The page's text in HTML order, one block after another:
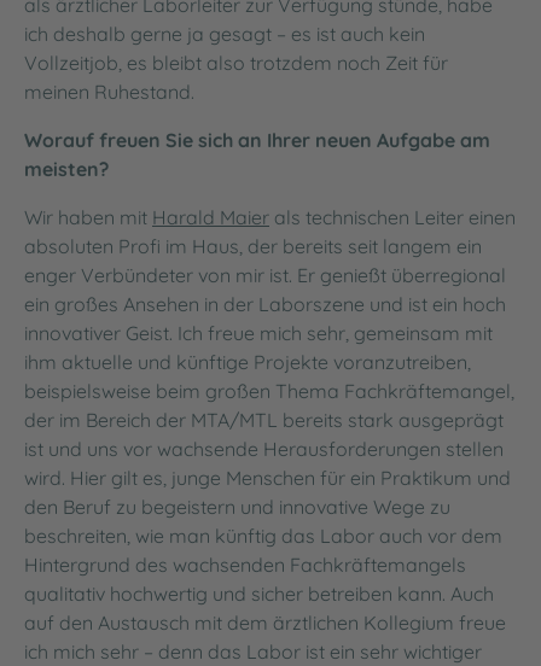
ich deshalb gerne ja gesagt – es ist auch kein
Vollzeitjob, es bleibt also trotzdem noch Zeit für
meinen Ruhestand.
Worauf freuen Sie sich an Ihrer neuen Aufgabe am
meisten?
Wir haben mit Harald Maier als technischen Leiter einen
absoluten Profi im Haus, der bereits seit langem ein
enger Verbündeter von mir ist. Er genießt überregional
ein großes Ansehen in der Laborszene und ist ein hoch
innovativer Geist. Ich freue mich sehr, gemeinsam mit
ihm aktuelle und künftige Projekte voranzutreiben,
beispielsweise beim großen Thema Fachkräftemangel,
der im Bereich der MTA/MTL bereits stark ausgeprägt
ist und uns vor wachsende Herausforderungen stellen
wird. Hier gilt es, junge Menschen für ein Praktikum und
den Beruf zu begeistern und innovative Wege zu
beschreiten, wie man künftig das Labor auch vor dem
Hintergrund des wachsenden Fachkräftemangels
qualitativ hochwertig und sicher betreiben kann. Auch
auf den Austausch mit dem ärztlichen Kollegium freue
ich mich sehr – denn das Labor ist ein sehr wichtiger